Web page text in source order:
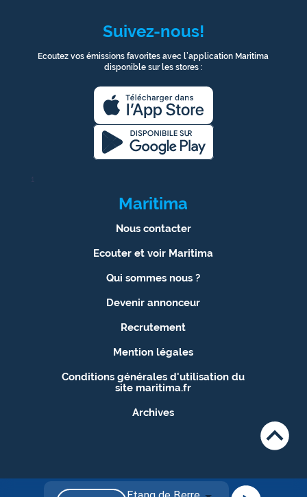
Suivez-nous!
Ecoutez vos émissions favorites avec l’application Maritima
disponible sur les stores :
1
Maritima
Nous contacter
Ecouter et voir Maritima
Qui sommes nous ?
Devenir annonceur
Recrutement
Mention légales
Conditions générales d'utilisation du
site maritima.fr
Archives